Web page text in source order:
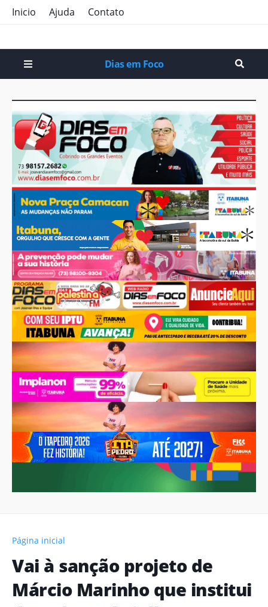
Inicio Ajuda Contato
Dias em Foco
Página inicial
Vai à sanção projeto de
Márcio Marinho que institui